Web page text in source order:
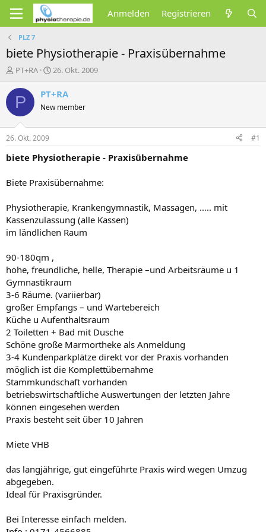
Anmelden Registrieren
PLZ 7
biete Physiotherapie - Praxisübernahme
E
s
e
r
PT+RA
E
s
e
t
a
26. Okt. 2009
P PT+RA
New member
26. Okt. 2009 #1
biete Physiotherapie - Praxisübernahme
Biete Praxisübernahme:
Physiotherapie, Krankengymnastik, Massagen, ….. mit
Kassenzulassung (alle Kassen)
im ländlichen Raum
90-180qm ,
hohe, freundliche, helle, Therapie –und Arbeitsräume u 1
Gymnastikraum
3-6 Räume. (variierbar)
großer Empfangs – und Wartebereich
Küche u Aufenthaltsraum
2 Toiletten + Bad mit Dusche
Schöne große Marmortheke als Anmeldung
3-4 Kundenparkplätze direkt vor der Praxis vorhanden
möglich ist die Komplettübernahme
Stammkundschaft vorhanden
betriebswirtschaftliche Auswertungen der letzten Jahre
können eingesehen werden
Praxis besteht seit über 10 Jahren
Miete VHB
das langjährige, gut eingeführte Praxis wird wegen Umzug
abgegeben.
Ideal für Praxisgründer.
Bei Interesse einfach melden.